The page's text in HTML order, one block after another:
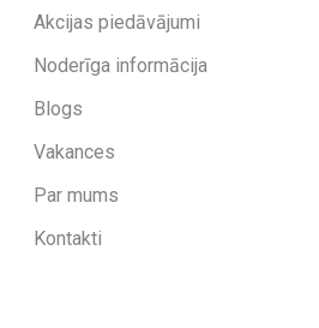
Akcijas piedāvājumi
Noderīga informācija
Blogs
Vakances
Par mums
Kontakti